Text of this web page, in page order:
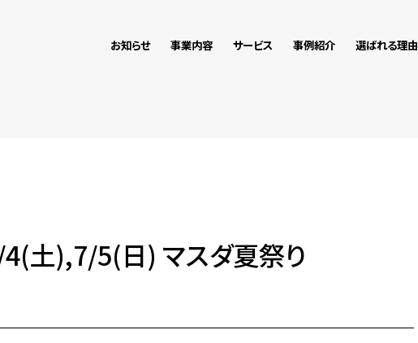
お知らせ 事業内容 サービス 事例紹介 選ばれる理由
土),7/5(日) マスダ夏祭り